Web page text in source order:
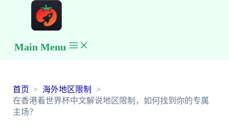
Main Menu
首页
海外地区限制
在香港看世界杯中文解说地区限制，如何找到你的专属
主场？